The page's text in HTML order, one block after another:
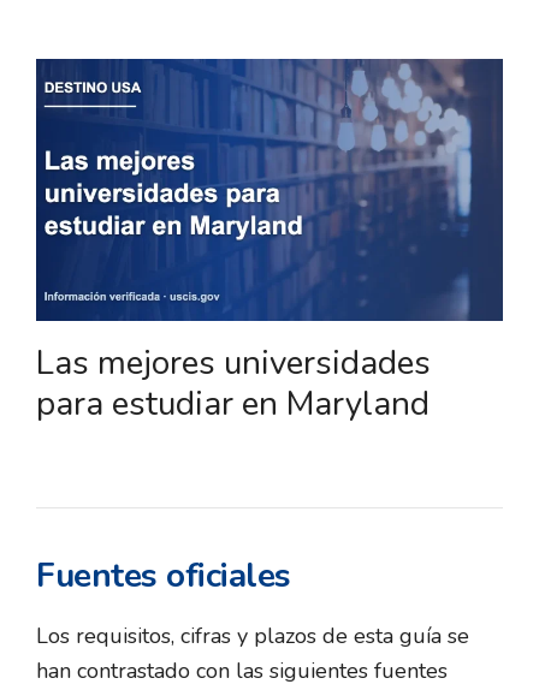
Las mejores universidades
para estudiar en Maryland
Fuentes oficiales
Los requisitos, cifras y plazos de esta guía se
han contrastado con las siguientes fuentes